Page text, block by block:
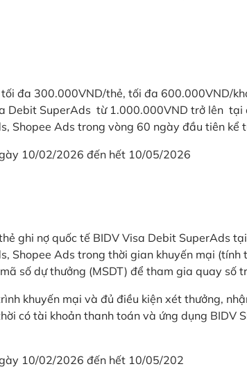
đa 300.000VND/thẻ, tối đa 600.000VND/
Debit SuperAds từ 1.000.000VND trở lên tại
Shopee Ads trong vòng 60 ngày đầu tiên kể
10/02/2026 đến hết 10/05/2026
ghi nợ quốc tế BIDV Visa Debit SuperAds
Shopee Ads trong thời gian khuyến mại
số dự thưởng (MSDT) để tham gia quay số
khuyến mại và đủ điều kiện xét thưởng,
có tài khoản thanh toán và ứng dụng BIDV
10/02/2026 đến hết 10/05/202